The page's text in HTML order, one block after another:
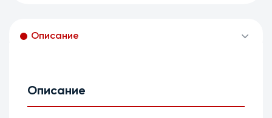
Описание
Описание